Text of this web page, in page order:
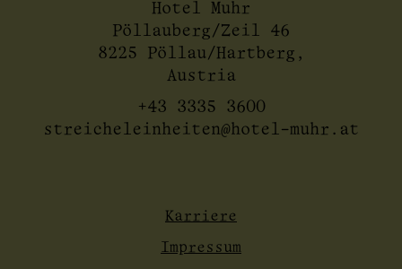
Hotel Muhr
Pöllauberg/Zeil 46
8225 Pöllau/Hartberg,
Austria
+43 3335 3600
streicheleinheiten@hotel-muhr.at
Karriere
Impressum